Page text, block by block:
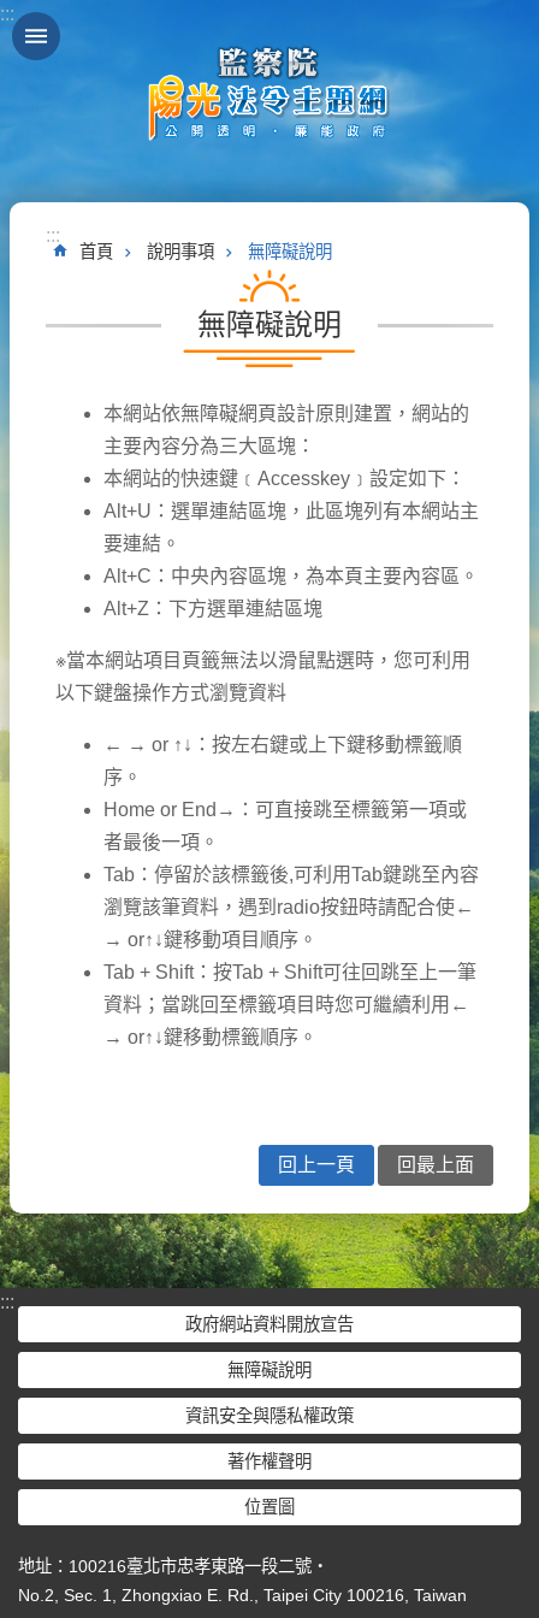
跳到主要內容區塊
:::
:::
首頁 說明事項 無障礙說明
無障礙說明
本網站依無障礙網頁設計原則建置，網站的
主要內容分為三大區塊：
本網站的快速鍵﹝Accesskey﹞設定如下：
Alt+U：選單連結區塊，此區塊列有本網站主
要連結。
Alt+C：中央內容區塊，為本頁主要內容區。
Alt+Z：下方選單連結區塊
※當本網站項目頁籤無法以滑鼠點選時，您可利用
以下鍵盤操作方式瀏覽資料
← → or ↑↓：按左右鍵或上下鍵移動標籤順
序。
Home or End→：可直接跳至標籤第一項或
者最後一項。
Tab：停留於該標籤後,可利用Tab鍵跳至內容
瀏覽該筆資料，遇到radio按鈕時請配合使←
→ or↑↓鍵移動項目順序。
Tab + Shift：按Tab + Shift可往回跳至上一筆
資料；當跳回至標籤項目時您可繼續利用←
→ or↑↓鍵移動標籤順序。
回上一頁 回最上面
:::
政府網站資料開放宣告
無障礙說明
資訊安全與隱私權政策
著作權聲明
位置圖
地址：100216臺北市忠孝東路一段二號‧
No.2, Sec. 1, Zhongxiao E. Rd., Taipei City 100216, Taiwan